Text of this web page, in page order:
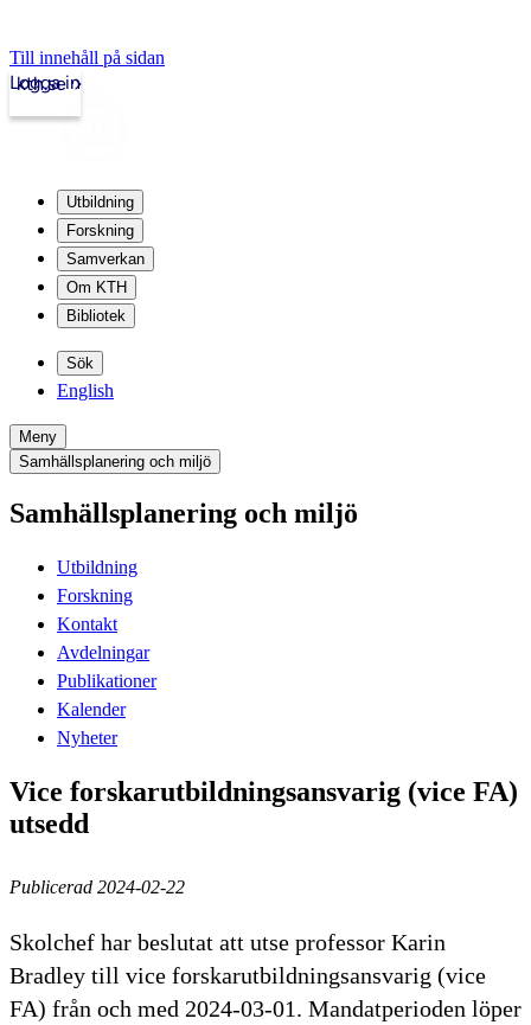
Till innehåll på sidan
kth.se
Logga in
Utbildning
Forskning
Samverkan
Om KTH
Bibliotek
Sök
English
Meny
Samhällsplanering och miljö
Samhällsplanering och miljö
Utbildning
Forskning
Kontakt
Avdelningar
Publikationer
Kalender
Nyheter
Vice forskarutbildningsansvarig (vice FA)
utsedd
Publicerad 2024-02-22
Skolchef har beslutat att utse professor Karin
Bradley till vice forskarutbildningsansvarig (vice
FA) från och med 2024-03-01. Mandatperioden löper